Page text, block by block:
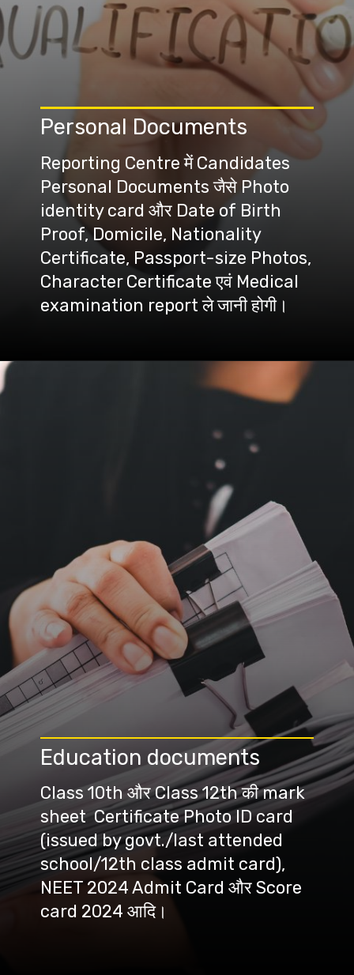
Reporting Centre में Candidates
Personal Documents जैसे Photo
identity card और Date of Birth
Proof, Domicile, Nationality
Certificate, Passport-size Photos,
Character Certificate एवं Medical
examination report ले जानी होगी।
Personal Documents
Class 10th और Class 12th की mark
sheet Certificate Photo ID card
(issued by govt./last attended
school/12th class admit card),
NEET 2024 Admit Card और Score
card 2024 आदि।
Education documents